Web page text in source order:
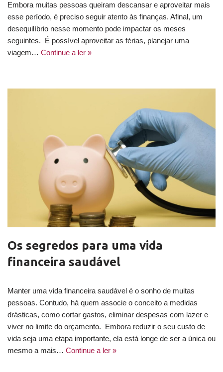
Embora muitas pessoas queiram descansar e aproveitar mais
esse período, é preciso seguir atento às finanças. Afinal, um
desequilíbrio nesse momento pode impactar os meses
seguintes. É possível aproveitar as férias, planejar uma
viagem… Continue a ler »
Os segredos para uma vida
financeira saudável
Manter uma vida financeira saudável é o sonho de muitas
pessoas. Contudo, há quem associe o conceito a medidas
drásticas, como cortar gastos, eliminar despesas com lazer e
viver no limite do orçamento. Embora reduzir o seu custo de
vida seja uma etapa importante, ela está longe de ser a única ou
mesmo a mais… Continue a ler »